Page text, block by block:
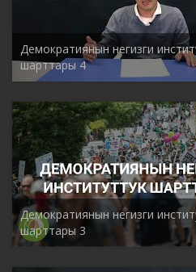
Демократиянын негизги
шарттары 4
Демократиянын негизги
шарттары 3